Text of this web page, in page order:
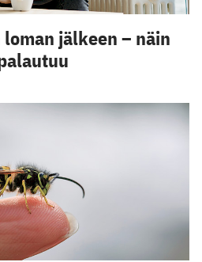
jälkeen – näin